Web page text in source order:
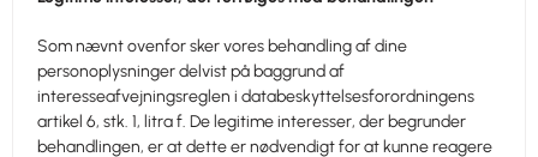
Som nævnt ovenfor sker vores behandling af dine
personoplysninger delvist på baggrund af
interesseafvejningsreglen i databeskyttelsesforordningens
artikel 6, stk. 1, litra f. De legitime interesser, der begrunder
behandlingen, er at dette er nødvendigt for at kunne reagere